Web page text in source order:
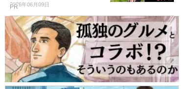
2026年06月09日
PR